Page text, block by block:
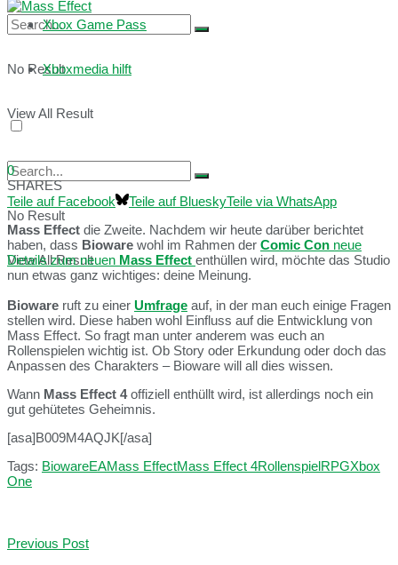
No Result
View All Result
Xbox Game Pass
Xboxmedia hilft
No Result
View All Result
0
SHARES
Teile auf Facebook
Teile auf BlueskyTeile via WhatsApp
Mass Effect die Zweite. Nachdem wir heute darüber berichtet
haben, dass Bioware wohl im Rahmen der Comic Con neue
Details zum neuen Mass Effect enthüllen wird, möchte das Studio
nun etwas ganz wichtiges: deine Meinung.
Bioware ruft zu einer Umfrage auf, in der man euch einige Fragen
stellen wird. Diese haben wohl Einfluss auf die Entwicklung von
Mass Effect. So fragt man unter anderem was euch an
Rollenspielen wichtig ist. Ob Story oder Erkundung oder doch das
Anpassen des Charakters – Bioware will all dies wissen.
Wann Mass Effect 4offiziell enthüllt wird, ist allerdings noch ein
gut gehütetes Geheimnis.
[asa]B009M4AQJK[/asa]
Tags: BiowareEAMass EffectMass Effect 4RollenspielRPGXbox
One
Previous Post